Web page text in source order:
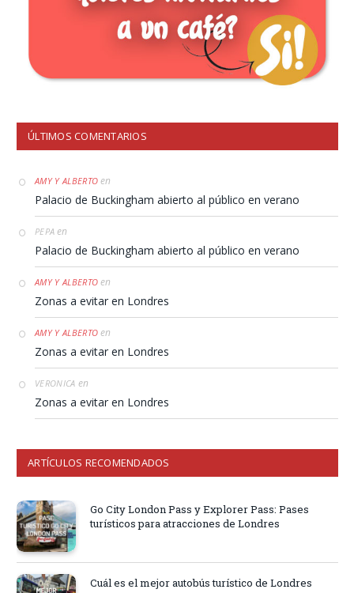
ÚLTIMOS COMENTARIOS
AMY Y ALBERTO en
Palacio de Buckingham abierto al público en verano
PEPA en
Palacio de Buckingham abierto al público en verano
AMY Y ALBERTO en
Zonas a evitar en Londres
AMY Y ALBERTO en
Zonas a evitar en Londres
VERONICA en
Zonas a evitar en Londres
ARTÍCULOS RECOMENDADOS
Go City London Pass y Explorer Pass: Pases
turísticos para atracciones de Londres
Cuál es el mejor autobús turístico de Londres